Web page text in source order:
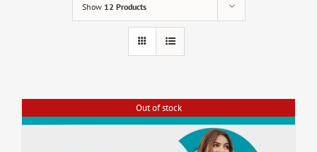
Show 12 Products
Out of stock